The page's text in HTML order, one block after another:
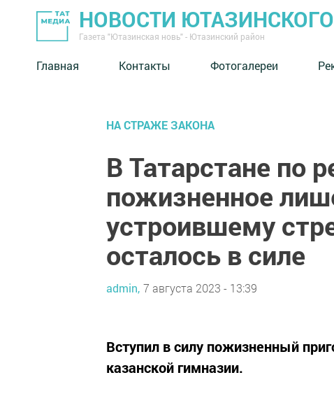
НОВОСТИ
Газета "Ютазинская новь" - Ютазинский район
Главная Контакты Фотогалереи
НА СТРАЖЕ ЗАКОНА
В Татарстане по
пожизненное
устроившему
осталось в силе
admin, 7 августа 2023 - 13:39
Вступил в силу пожизненный
казанской гимназии.